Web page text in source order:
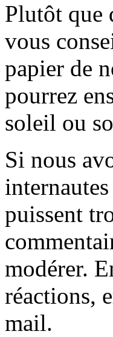
Plutôt que
vous
papier de
pourrez
soleil ou
Si nous
puissent
modérer.
réactions,
mail.